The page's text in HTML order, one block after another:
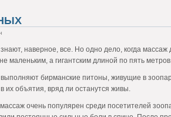
наверное, все. Но одно дело, когда
маленьким, а гигантским длиной по пять метров.
бирманские питоны, живущие в
их объятия, вряд ли останутся живы.
очень популярен среди посетителей